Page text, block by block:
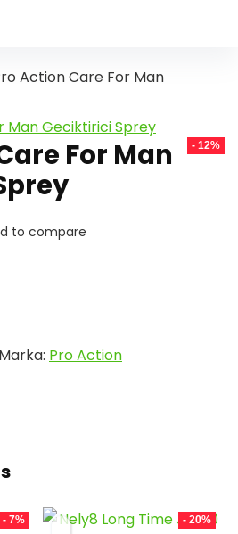
Action Care For Man
- 12%
For Man
to compare
Marka: Pro Action
- 7% - 20%